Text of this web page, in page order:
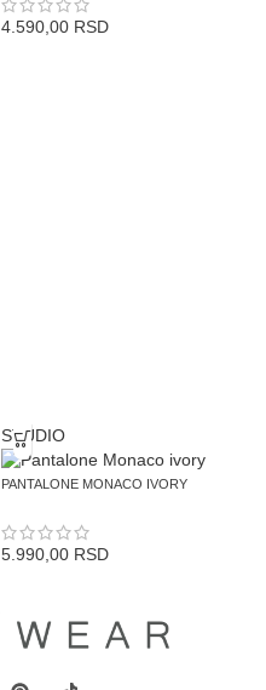
4.590,00 RSD
STUDIO
PANTALONE MONACO IVORY
5.990,00 RSD